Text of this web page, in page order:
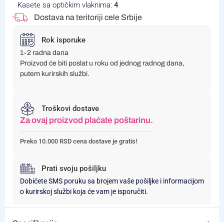
Kasete sa optičkim vlaknima: 4
Dostava na teritoriji cele Srbije
Rok isporuke
1-2 radna dana
Proizvod će biti poslat u roku od jednog radnog dana,
putem kurirskih službi.
Troškovi dostave
Za ovaj proizvod plaćate poštarinu.
Preko 10.000 RSD cena dostave je gratis!
Prati svoju pošiljku
Dobićete SMS poruku sa brojem vaše pošiljke i informacijom
o kurirskoj službi koja će vam je isporučiti.